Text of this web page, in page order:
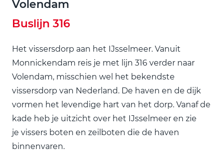
Volendam
Buslijn 316
Het vissersdorp aan het IJsselmeer. Vanuit
Monnickendam reis je met lijn 316 verder naar
Volendam, misschien wel het bekendste
vissersdorp van Nederland. De haven en de dijk
vormen het levendige hart van het dorp. Vanaf de
kade heb je uitzicht over het IJsselmeer en zie
je vissers boten en zeilboten die de haven
binnenvaren.